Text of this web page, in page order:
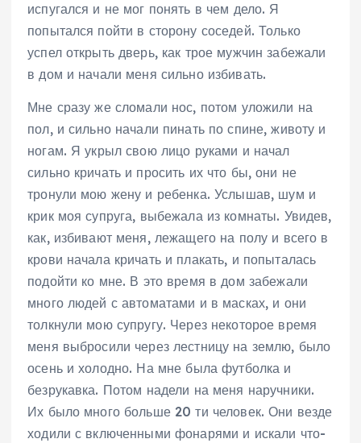
испугался и не мог понять в чем дело. Я
попытался пойти в сторону соседей. Только
успел открыть дверь, как трое мужчин забежали
в дом и начали меня сильно избивать.
Мне сразу же сломали нос, потом уложили на
пол, и сильно начали пинать по спине, животу и
ногам. Я укрыл свою лицо руками и начал
сильно кричать и просить их что бы, они не
тронули мою жену и ребенка. Услышав, шум и
крик моя супруга, выбежала из комнаты. Увидев,
как, избивают меня, лежащего на полу и всего в
крови начала кричать и плакать, и попыталась
подойти ко мне. В это время в дом забежали
много людей с автоматами и в масках, и они
толкнули мою супругу. Через некоторое время
меня выбросили через лестницу на землю, было
осень и холодно. На мне была футболка и
безрукавка. Потом надели на меня наручники.
Их было много больше 20 ти человек. Они везде
ходили с включенными фонарями и искали что-